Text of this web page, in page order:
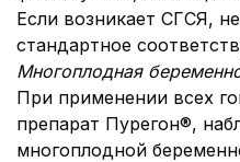
Если возникает СГСЯ,
стандартное
Многоплодная
При применении всех
препарат Пурегон®,
многоплодной